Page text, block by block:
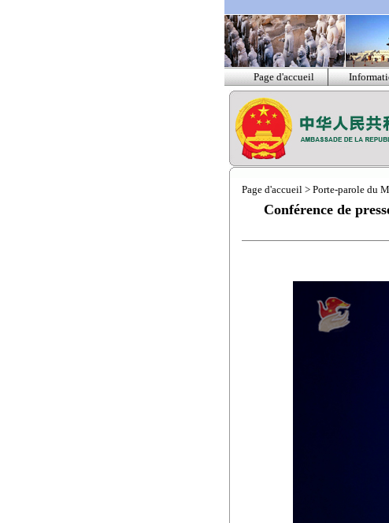
Page d'accueil
Page d'accueil > Porte-parole du
Conférence de